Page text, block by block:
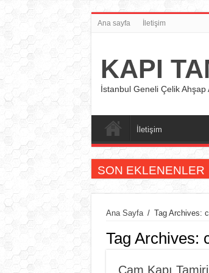
Ana sayfa İletişim
KAPI
İstanbul Geneli Çelik Ahşap
İletişim
SON EKLENENLER
Ana Sayfa / Tag Archives:
Tag Archives:
Cam Kapı Tamiri